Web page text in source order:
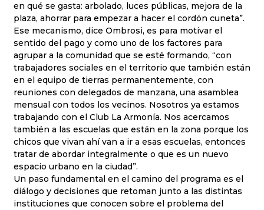
en qué se gasta: arbolado, luces públicas, mejora de la
plaza, ahorrar para empezar a hacer el cordón cuneta”.
Ese mecanismo, dice Ombrosi, es para motivar el
sentido del pago y como uno de los factores para
agrupar a la comunidad que se esté formando, “con
trabajadores sociales en el territorio que también están
en el equipo de tierras permanentemente, con
reuniones con delegados de manzana, una asamblea
mensual con todos los vecinos. Nosotros ya estamos
trabajando con el Club La Armonía. Nos acercamos
también a las escuelas que están en la zona porque los
chicos que vivan ahí van a ir a esas escuelas, entonces
tratar de abordar integralmente o que es un nuevo
espacio urbano en la ciudad”.
Un paso fundamental en el camino del programa es el
diálogo y decisiones que retoman junto a las distintas
instituciones que conocen sobre el problema del